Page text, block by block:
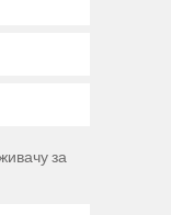
за